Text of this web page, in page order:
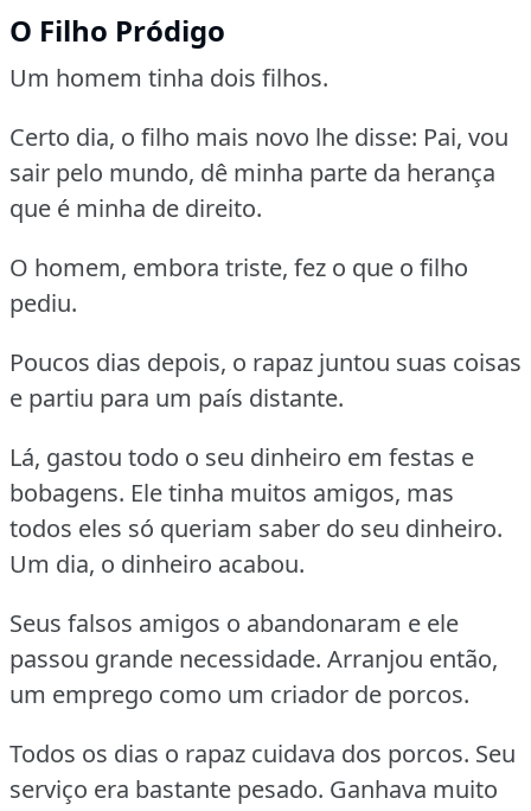
O Filho Pródigo
Um homem tinha dois filhos.
Certo dia, o filho mais novo lhe disse: Pai, vou
sair pelo mundo, dê minha parte da herança
que é minha de direito.
O homem, embora triste, fez o que o filho
pediu.
Poucos dias depois, o rapaz juntou suas coisas
e partiu para um país distante.
Lá, gastou todo o seu dinheiro em festas e
bobagens. Ele tinha muitos amigos, mas
todos eles só queriam saber do seu dinheiro.
Um dia, o dinheiro acabou.
Seus falsos amigos o abandonaram e ele
passou grande necessidade. Arranjou então,
um emprego como um criador de porcos.
Todos os dias o rapaz cuidava dos porcos. Seu
serviço era bastante pesado. Ganhava muito